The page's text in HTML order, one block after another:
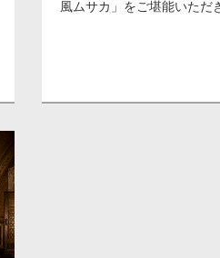
風ムサカ」をご堪能いただ